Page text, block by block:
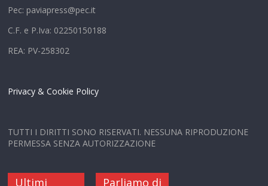
Pec: paviapress@pec.it
C.F. e P.Iva: 02250150188
REA: PV-258302
Privacy & Cookie Policy
TUTTI I DIRITTI SONO RISERVATI. NESSUNA RIPRODUZIONE
PERMESSA SENZA AUTORIZZAZIONE
Ultimi
Parliamo di